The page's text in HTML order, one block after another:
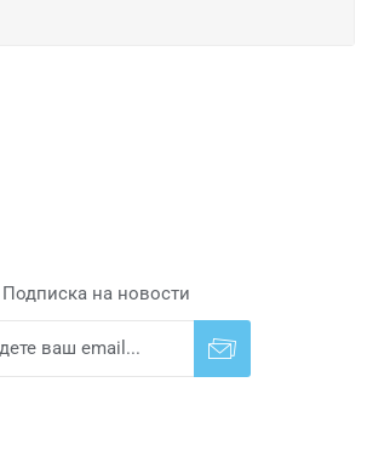
Подписка на новости